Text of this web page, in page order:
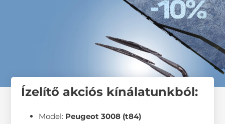
Ízelítő akciós kínálatunkból:
Model: Peugeot 3008 (t84)